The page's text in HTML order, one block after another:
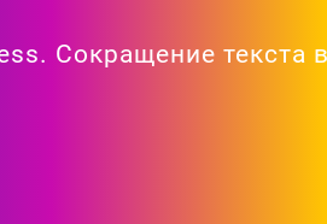
Сокращение текста